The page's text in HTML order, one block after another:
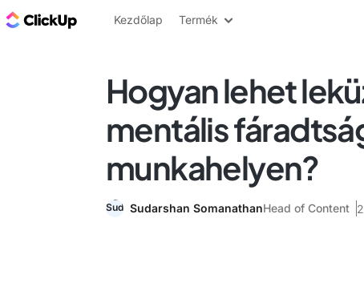
ClickUp blog
Kezdőlap Termék
Hogyan lehet
mentális
munkahelyen?
Sudarshan SomanathanHead of Content